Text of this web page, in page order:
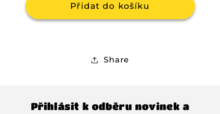
Přidat do košíku
Share
Přihlásit k odběru novinek a